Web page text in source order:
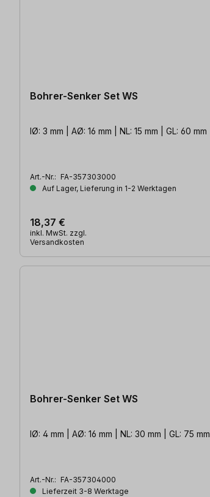
Bohrer-Senker Set WS
IØ: 3 mm | AØ: 16 mm | NL: 15 mm | GL: 60 mm
Art.-Nr.: FA-357303000
Auf Lager, Lieferung in 1-2 Werktagen
18,37 €
inkl. MwSt. zzgl.
Versandkosten
Bohrer-Senker Set WS
IØ: 4 mm | AØ: 16 mm | NL: 30 mm | GL: 75 mm
Art.-Nr.: FA-357304000
Lieferzeit 3-8 Werktage